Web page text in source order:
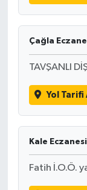
Çağla
TAVŞANLI
Yol Tarifi
Kale Eczanesi
Fatih İ.O.Ö.